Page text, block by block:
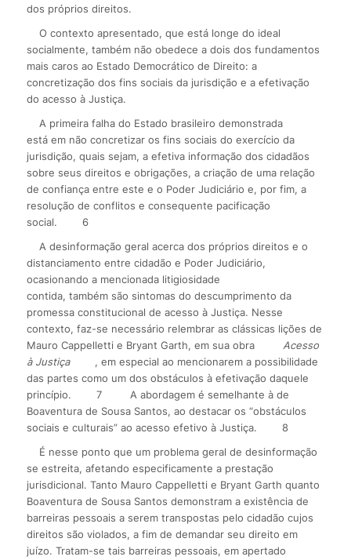
dos próprios direitos.
O contexto apresentado, que está longe do ideal
socialmente, também não obedece a dois dos fundamentos
mais caros ao Estado Democrático de Direito: a
concretização dos fins sociais da jurisdição e a efetivação
do acesso à Justiça.
A primeira falha do Estado brasileiro demonstrada
está em não concretizar os fins sociais do exercício da
jurisdição, quais sejam, a efetiva informação dos cidadãos
sobre seus direitos e obrigações, a criação de uma relação
de confiança entre este e o Poder Judiciário e, por fim, a
resolução de conflitos e consequente pacificação
social.
6
A desinformação geral acerca dos próprios direitos e o
distanciamento entre cidadão e Poder Judiciário,
ocasionando a mencionada litigiosidade
contida, também são sintomas do descumprimento da
promessa constitucional de acesso à Justiça. Nesse
contexto, faz-se necessário relembrar as clássicas lições de
Mauro Cappelletti e Bryant Garth, em sua obra
Acesso
à Justiça
, em especial ao mencionarem a possibilidade
das partes como um dos obstáculos à efetivação daquele
princípio.
7
A abordagem é semelhante à de
Boaventura de Sousa Santos, ao destacar os “obstáculos
sociais e culturais” ao acesso efetivo à Justiça.
8
É nesse ponto que um problema geral de desinformação
se estreita, afetando especificamente a prestação
jurisdicional. Tanto Mauro Cappelletti e Bryant Garth quanto
Boaventura de Sousa Santos demonstram a existência de
barreiras pessoais a serem transpostas pelo cidadão cujos
direitos são violados, a fim de demandar seu direito em
juízo. Tratam-se tais barreiras pessoais, em apertado